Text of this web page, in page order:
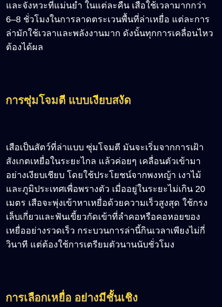
และจังหวะที่แม่นยำ ในแต่ละคืน เสือใช้เวลามากกว่า
6–8 ชั่วโมงในการลาดตระเวนพื้นที่ล่าเหยื่อ แต่ละการ
ล่ามักใช้เวลาและพลังงานมาก ดังนั้นทุกการเคลื่อนไหว
ต้องได้ผล
การซุ่มโจมตี แบบเงียบสงัด
เสือเป็นสัตว์ที่ล่าแบบ ซุ่มโจมตี มันจะเริ่มจากการเฝ้า
สังเกตเหยื่อในระยะไกล แล้วค่อยๆ เคลื่อนตัวเข้ามา
อย่างเงียบเชียบ โดยใช้ประโยชน์จากพงหญ้า เงาไม้
และภูมิประเทศเพื่อพรางตัว เมื่ออยู่ในระยะไม่เกิน 20
เมตร เสือจะพุ่งเข้าหาเหยื่อด้วยความเร็วสูงสุด ใช้กรง
เล็บเกี่ยวและฟันเขี้ยวกัดเข้าที่ลำคอหรือคอหอยของ
เหยื่ออย่างรวดเร็ว กระบวนการล่านี้กินเวลาเพียงไม่กี่
วินาที แต่ต้องใช้การเตรียมตัวนานนับชั่วโมง
การเลือกเหยื่อ อย่างมีชั้นเชิง